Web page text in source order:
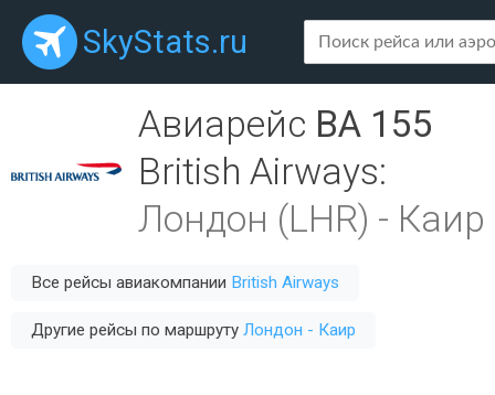
SkyStats.ru
Авиарейс BA 155
British Airways:
Лондон (LHR) - Каир
Все рейсы авиакомпании British Airways
Другие рейсы по маршруту Лондон - Каир